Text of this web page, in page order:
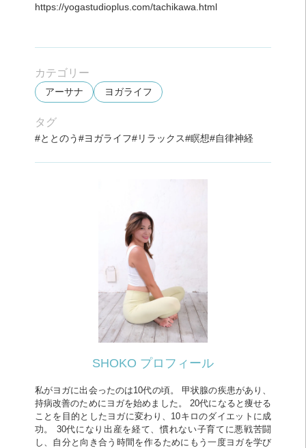
https://yogastudioplus.com/tachikawa.html
カテゴリー
アーサナ ヨガライフ
タグ
ととのう ヨガライフ リラックス 瞑想 自律神経
SHOKO プロフィール
私がヨガに出会ったのは10代の頃。 甲状腺の疾患があり、
持病改善のためにヨガを始めました。 20代になると痩せる
ことを目的としたヨガに変わり、10キロのダイエットに成
功。 30代になり出産を経て、慣れない子育てに悪戦苦闘
し、自分と向き合う時間を作るためにもう一度ヨガを学び